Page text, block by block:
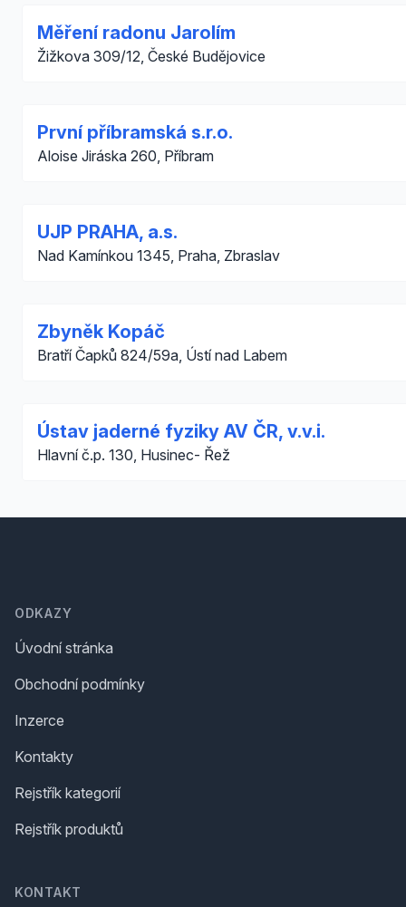
Měření radonu Jarolím
Žižkova 309/12, České Budějovice
První příbramská s.r.o.
Aloise Jiráska 260, Příbram
UJP PRAHA, a.s.
Nad Kamínkou 1345, Praha, Zbraslav
Zbyněk Kopáč
Bratří Čapků 824/59a, Ústí nad Labem
Ústav jaderné fyziky AV ČR, v.v.i.
Hlavní č.p. 130, Husinec- Řež
ODKAZY
Úvodní stránka
Obchodní podmínky
Inzerce
Kontakty
Rejstřík kategorií
Rejstřík produktů
KONTAKT